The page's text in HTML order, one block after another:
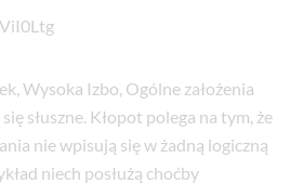
Wysoka Izbo, Ogólne założenia
słuszne. Kłopot polega na tym, że
nie wpisują się w żadną logiczną
niech posłużą choćby